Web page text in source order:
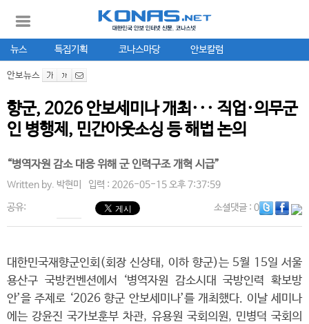
뉴스 특집기획 코나스마당 안보칼럼
안보뉴스
향군, 2026 안보세미나 개최··· 직업·의무군
인 병행제, 민간아웃소싱 등 해법 논의
“병역자원 감소 대응 위해 군 인력구조 개혁 시급”
Written by. 박현미 입력 : 2026-05-15 오후 7:37:59
공유: 소셜댓글: 0
대한민국재향군인회(회장 신상태, 이하 향군)는 5월 15일 서울
용산구 국방컨벤션에서 ‘병역자원 감소시대 국방인력 확보방
안’을 주제로 ‘2026 향군 안보세미나’를 개최했다. 이날 세미나
에는 강윤진 국가보훈부 차관, 유용원 국회의원, 민병덕 국회의